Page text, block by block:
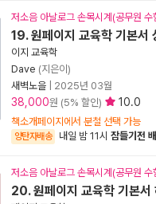
저소음 아날로그 손목시계(공무원
19. 원페이지 교육학 기본서
이지 교육학
Dave (지은이)
새벽노을
2025년 03월
38,000원 (5% 할인) 10.0
책소개페이지에서 분철 선택 가능
양탄자배송 내일 밤 11시 잠들기전
저소음 아날로그 손목시계(공무원
20. 원페이지 교육학 기본서